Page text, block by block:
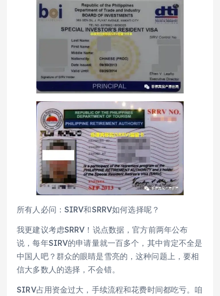
所有人必问：SIRV和SRRV如何选择呢？
我更建议考虑SRRV！说点数据，官方前两年公布
说，每年SIRV的申请量就一百多个，其中肯定不全是
中国人吧？群众的眼睛是雪亮的，这种问题上，要相
信大多数人的选择，不会错。
SIRV占用资金过大，手续流程和花费时间都吃亏。咱